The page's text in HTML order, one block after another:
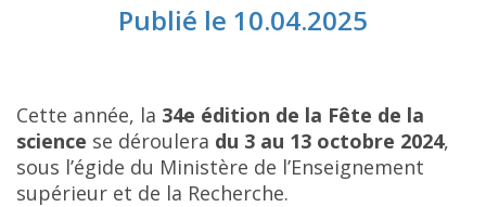
Publié le 10.04.2025
Cette année, la 34e édition de la Fête de la
science se déroulera du 3 au 13 octobre 2024,
sous l’égide du Ministère de l’Enseignement
supérieur et de la Recherche.